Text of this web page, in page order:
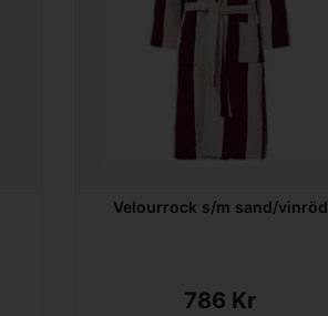
Velourrock s/m sand/vinröd
786 Kr